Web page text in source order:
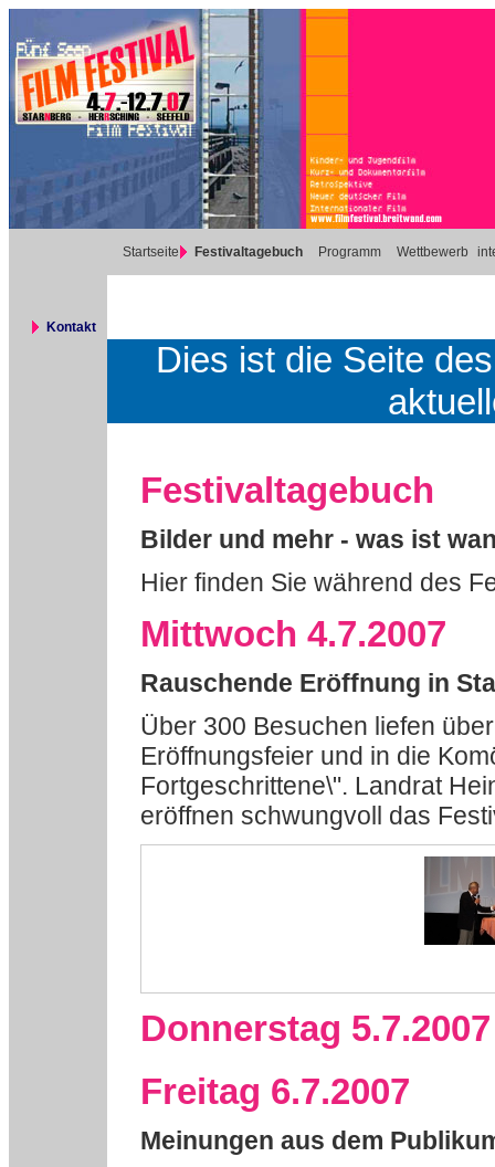
Startseite Festivaltagebuch Programm Wettbewerb
Kontakt
Dies ist die Seite
Festivaltagebuch
Bilder und mehr - was ist
Hier finden Sie während des
Mittwoch 4.7.2007
Rauschende Eröffnung in
Über 300 Besuchen liefen
Eröffnungsfeier und in die
Fortgeschrittene\". Landrat
eröffnen schwungvoll das
Donnerstag 5.7.2007
Freitag 6.7.2007
Meinungen aus dem